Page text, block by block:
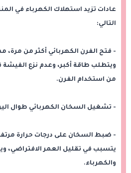
عادات تزيد استهلاك الكهرباء في
التالي:
- فتح الفرن الكهربائي أكثر من مرة،
ويتطلب طاقة أكبر، وعدم نزع الفيشة
من استخدام الفرن.
- تشغيل السخان الكهربائي طوال
- ضبط السخان على درجات حرارة
يتسبب في تقليل العمر الافتراضي،
والكهرباء.